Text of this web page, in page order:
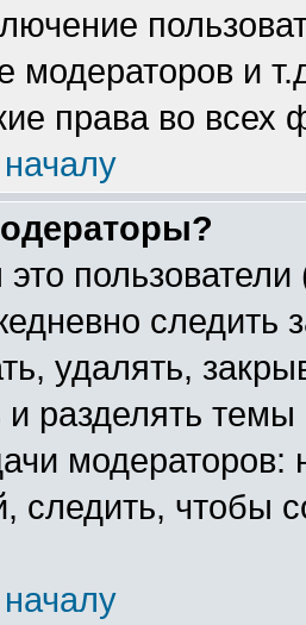
модераторов и
права во всех
следить
удалять,
разделять
следить, чтобы